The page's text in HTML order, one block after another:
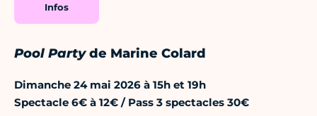
Infos
Pool Partyde Marine Colard
Dimanche 24 mai 2026 à 15h et 19h
Spectacle 6€ à 12€ / Pass 3 spectacles 30€